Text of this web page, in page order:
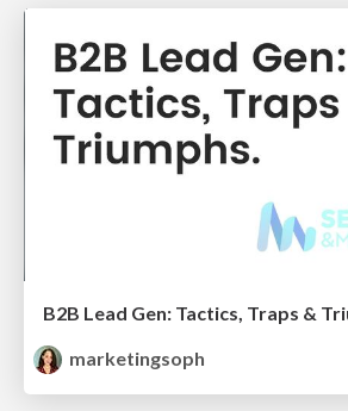
B2B Lead Gen: Tactics, Traps &
marketingsoph